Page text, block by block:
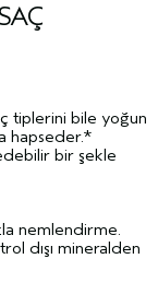
tiplerini bile yoğun
hapseder.*
bir şekle
nemlendirme.
dışı mineralden